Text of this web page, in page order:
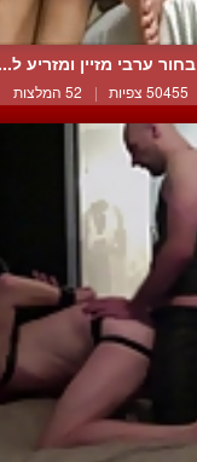
בחור ערבי מזיין ומזריע ל...
50455 צפיות | 52 המלצות